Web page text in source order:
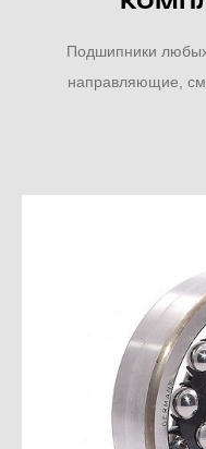
Подшипники
направляющие,